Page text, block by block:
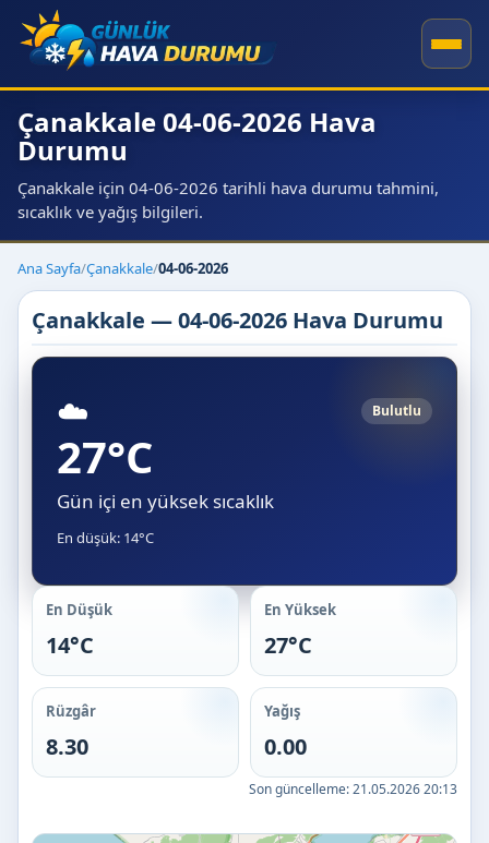
Çanakkale 04-06-2026 Hava
Durumu
Çanakkale için 04-06-2026 tarihli hava durumu tahmini,
sıcaklık ve yağış bilgileri.
Ana Sayfa/Çanakkale/04-06-2026
Çanakkale — 04-06-2026 Hava Durumu
☁️ Bulutlu
27°C
Gün içi en yüksek sıcaklık
En düşük: 14°C
En Düşük
14°C
En Yüksek
27°C
Rüzgâr
8.30
Yağış
0.00
Son güncelleme:21.05.2026 20:13